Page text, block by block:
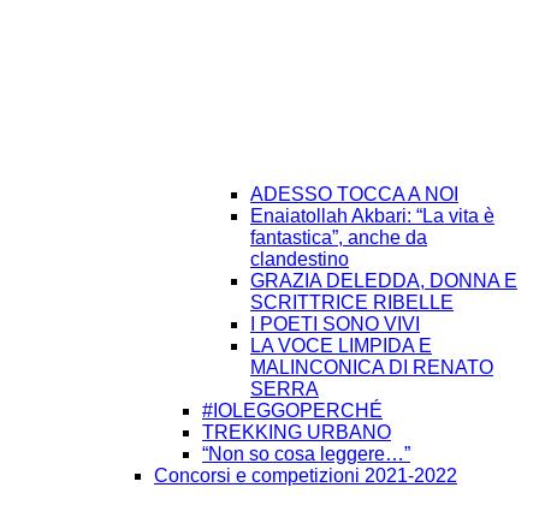
ADESSO TOCCA A NOI
Enaiatollah Akbari: “La vita è
fantastica”, anche da
clandestino
GRAZIA DELEDDA, DONNA E
SCRITTRICE RIBELLE
I POETI SONO VIVI
LA VOCE LIMPIDA E
MALINCONICA DI RENATO
SERRA
#IOLEGGOPERCHÉ
TREKKING URBANO
“Non so cosa leggere…”
Concorsi e competizioni 2021-2022